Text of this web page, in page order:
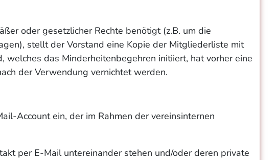
oder gesetzlicher Rechte benötigt (z.B. um die
stellt der Vorstand eine Kopie der Mitgliederliste mit
welches das Minderheitenbegehren initiiert, hat vorher eine
der Verwendung vernichtet werden.
Account ein, der im Rahmen der vereinsinternen
per E-Mail untereinander stehen und/oder deren private